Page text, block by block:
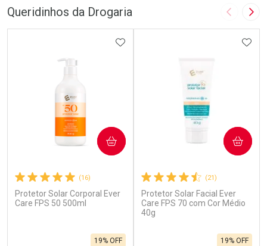
Queridinhos da Drogaria Imagem
(16)
Protetor Solar Corporal Ever
Care FPS 50 500ml
19% OFF
ADICIONAR AOS FAVORITOS
COMPRAR
(21)
Protetor Solar Facial Ever
Care FPS 70 com Cor Médio
40g
19% OFF
COMPRAR